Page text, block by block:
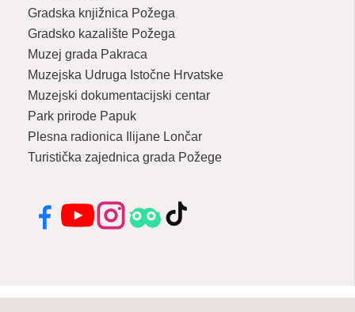
Gradska knjižnica Požega
Gradsko kazalište Požega
Muzej grada Pakraca
Muzejska Udruga Istočne Hrvatske
Muzejski dokumentacijski centar
Park prirode Papuk
Plesna radionica Ilijane Lončar
Turistička zajednica grada Požege
FacebookYouTubeInstagramTripadvisor
TikTok